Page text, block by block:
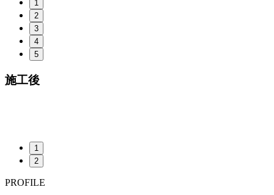
1
2
3
4
5
施工後
1
2
PROFILE